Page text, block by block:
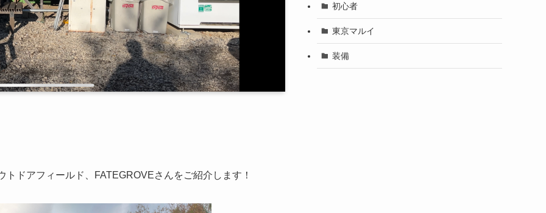
ドアフィールド、FATEGROVEさんをご紹介します！
初心者
東京マルイ
装備